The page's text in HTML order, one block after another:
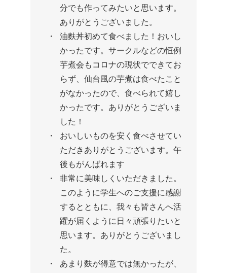
分でも作ってみたいと思います。
ありがとうございました。
油麩丼初めて食べました！おいし
かったです。サークルなどの恒例
芋煮会もコロナの現状でできてお
らず、仙台風の芋煮は食べたこと
がなかったので、食べられて嬉し
かったです。ありがとうございま
した！
おいしいものを安く食べさせてい
ただきありがとうございます。午
後もがんばれます
非常に美味しくいただきました。
このように学生へのご支援に感謝
するとともに、我々も皆さんへ活
躍が届くように日々頑張りたいと
思います。ありがとうございまし
た。
あまり麩が得意では無かったが、